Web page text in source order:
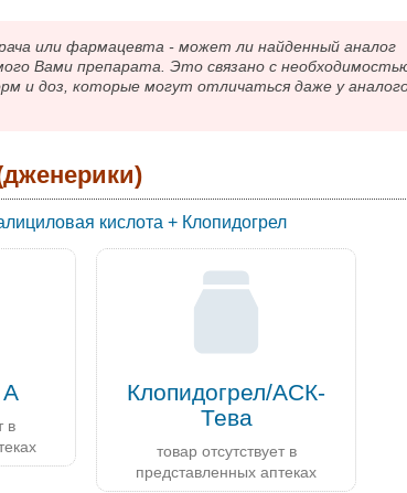
или фармацевта - может ли найденный аналог
Вами препарата. Это связано с
и доз, которые могут отличаться даже у
кислота + Клопидогрел
А
в
Клопидогрел/АСК-
Тева
товар отсутствует в
представленных аптеках